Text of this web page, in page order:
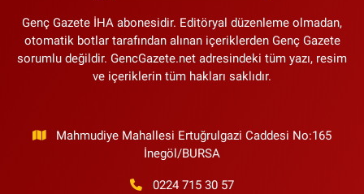
Genç Gazete İHA abonesidir. Editöryal düzenleme olmadan,
otomatik botlar tarafından alınan içeriklerden Genç Gazete
sorumlu değildir. GencGazete.net adresindeki tüm yazı, resim
ve içeriklerin tüm hakları saklıdır.
Mahmudiye Mahallesi Ertuğrulgazi Caddesi No:165
İnegöl/BURSA
0224 715 30 57